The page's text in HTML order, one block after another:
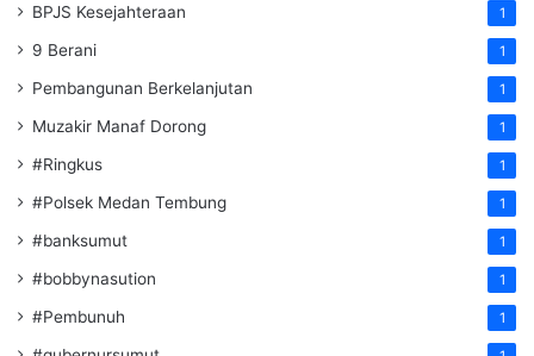
BPJS Kesejahteraan 1
9 Berani 1
Pembangunan Berkelanjutan 1
Muzakir Manaf Dorong 1
#Ringkus 1
#Polsek Medan Tembung 1
#banksumut 1
#bobbynasution 1
#Pembunuh 1